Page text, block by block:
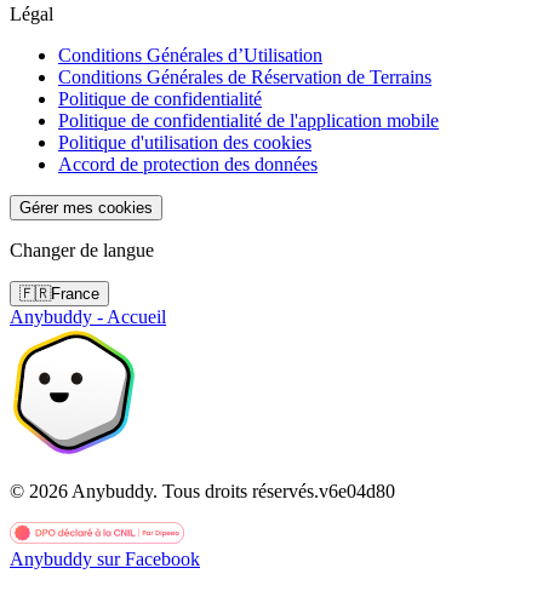
Légal
Conditions Générales d’Utilisation
Conditions Générales de Réservation de Terrains
Politique de confidentialité
Politique de confidentialité de l'application mobile
Politique d'utilisation des cookies
Accord de protection des données
Gérer mes cookies
Changer de langue
🇫🇷France
Anybuddy - Accueil
© 2026 Anybuddy. Tous droits réservés.v6e04d80
Anybuddy sur Facebook